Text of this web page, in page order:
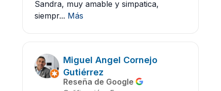
Sandra, muy amable y simpatica,
siempr... Más
Miguel Angel Cornejo
Gutiérrez
Reseña de Google